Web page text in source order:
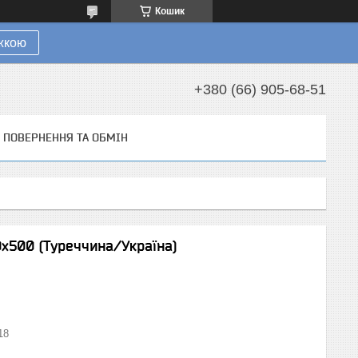
Кошик
+380 (66) 905-68-51
ПОВЕРНЕННЯ ТА ОБМІН
(Туреччина/Україна)